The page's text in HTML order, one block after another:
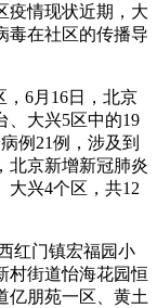
疫情现状近期，大
毒在社区的传播导
，6月16日，北京
、大兴5区中的19
例21例，涉及到
北京新增新冠肺炎
大兴4个区，共12
红门镇宏福园小
村街道怡海花园恒
亿朋苑一区、黄土